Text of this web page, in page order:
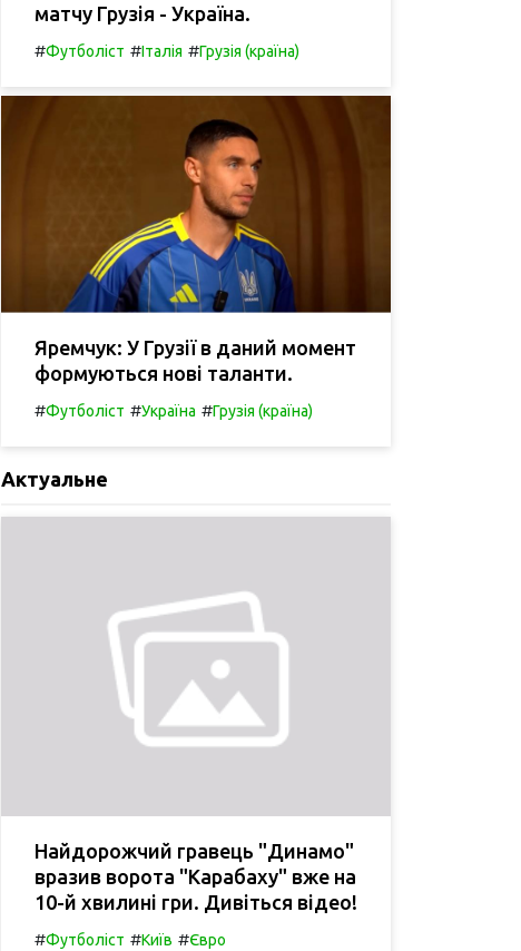
матчу Грузія - Україна.
#Футболіст #Італія #Грузія (країна)
Яремчук: У Грузії в даний момент
формуються нові таланти.
#Футболіст #Україна #Грузія (країна)
Актуальне
Найдорожчий гравець "Динамо"
вразив ворота "Карабаху" вже на
10-й хвилині гри. Дивіться відео!
#Футболіст #Київ #Євро